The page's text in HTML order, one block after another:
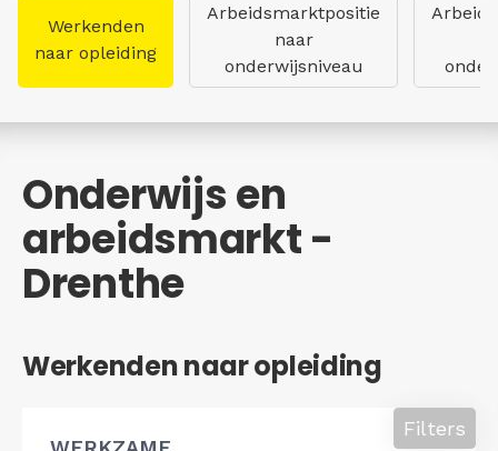
Werkenden
naar opleiding
Arbeidsmarktpositie
naar
onderwijsniveau
Onderwijs en
arbeidsmarkt -
Drenthe
Werkenden naar opleiding
Filters